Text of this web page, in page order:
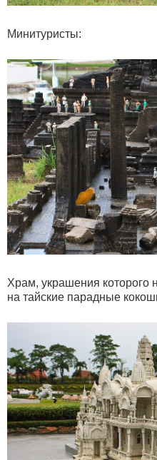
Минитуристы:
Храм, украшения которого
на тайские парадные